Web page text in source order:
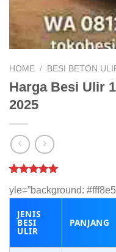
HOME / BESI BETON
Harga Besi Ulir
2025
out of 5
customer
rating
yle=”background:
JENIS
BESI
ULIR
PANJANG